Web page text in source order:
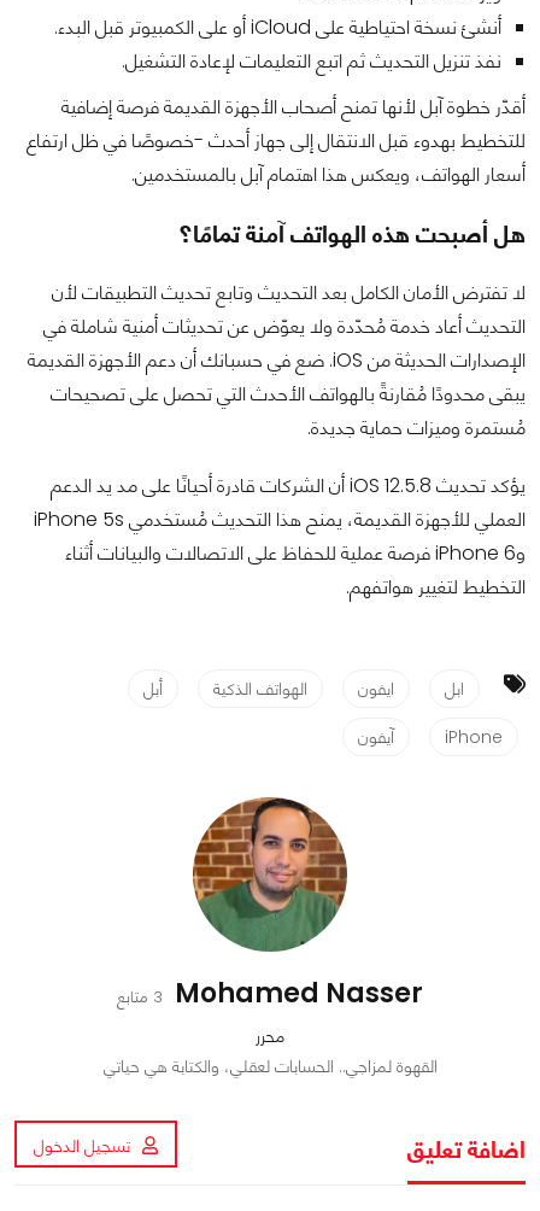
أنشئ نسخة احتياطية على iCloud أو على الكمبيوتر قبل البدء.
نفذ تنزيل التحديث ثم اتبع التعليمات لإعادة التشغيل.
أقدّر خطوة آبل لأنها تمنح أصحاب الأجهزة القديمة فرصة إضافية
للتخطيط بهدوء قبل الانتقال إلى جهاز أحدث -خصوصًا في ظل ارتفاع
أسعار الهواتف، ويعكس هذا اهتمام آبل بالمستخدمين.
هل أصبحت هذه الهواتف آمنة تمامًا؟
لا تفترض الأمان الكامل بعد التحديث وتابع تحديث التطبيقات لأن
التحديث أعاد خدمة مُحدّدة ولا يعوّض عن تحديثات أمنية شاملة في
الإصدارات الحديثة من iOS. ضع في حسبانك أن دعم الأجهزة القديمة
يبقى محدودًا مُقارنةً بالهواتف الأحدث التي تحصل على تصحيحات
مُستمرة وميزات حماية جديدة.
يؤكد تحديث iOS 12.5.8 أن الشركات قادرة أحيانًا على مد يد الدعم
العملي للأجهزة القديمة، يمنح هذا التحديث مُستخدمي iPhone 5s
وiPhone 6 فرصة عملية للحفاظ على الاتصالات والبيانات أثناء
التخطيط لتغيير هواتفهم.
ابل ايفون الهواتف الذكية
أبل
iPhone
آيفون
Mohamed Nasser 3 متابع
محرر
القهوة لمزاجي.. الحسابات لعقلي، والكتابة هي حياتي
اضافة تعليق تسجيل الدخول